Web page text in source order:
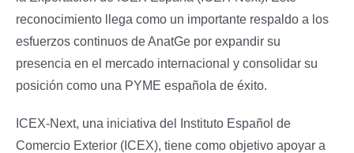
reconocimiento llega como un importante respaldo a los
esfuerzos continuos de AnatGe por expandir su
presencia en el mercado internacional y consolidar su
posición como una PYME española de éxito.
ICEX-Next, una iniciativa del Instituto Español de
Comercio Exterior (ICEX), tiene como objetivo apoyar a